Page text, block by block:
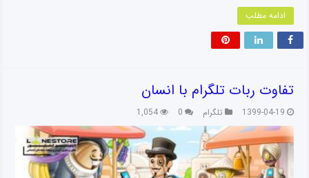
ادامه مطلب
تفاوت ربات تلگرام با انسان
1399-04-19 تلگرام 0
1,054